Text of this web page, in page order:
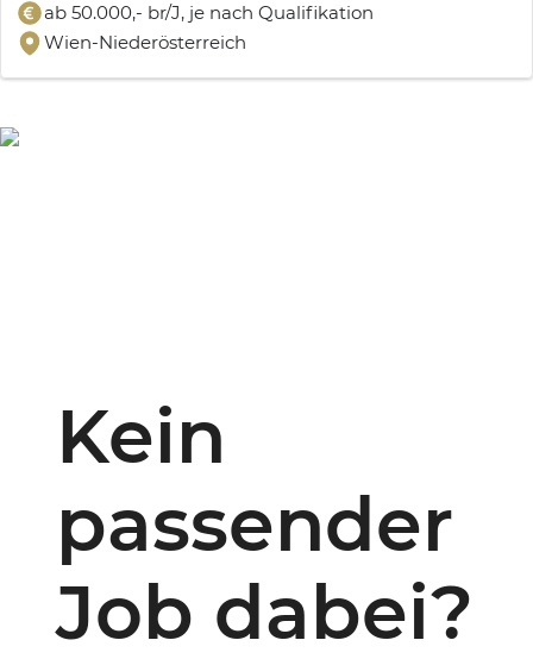
ab 50.000,- br/J, je nach Qualifikation
Wien-Niederösterreich
Kein
passender
Job dabei?